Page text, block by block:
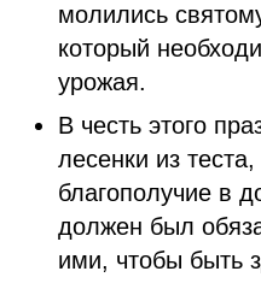
молились
который
урожая.
В честь этого
лесенки из
благополучие в
должен был
ими, чтобы быть